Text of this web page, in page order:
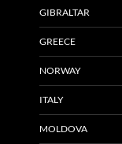
GIBRALTAR
GREECE
NORWAY
ITALY
MOLDOVA